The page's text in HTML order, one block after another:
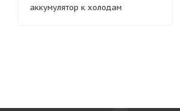
аккумулятор к холодам